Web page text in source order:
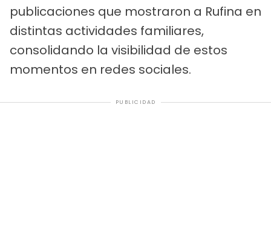
publicaciones que mostraron a Rufina en
distintas actividades familiares,
consolidando la visibilidad de estos
momentos en redes sociales.
PUBLICIDAD